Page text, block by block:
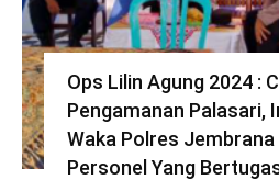
Ops Lilin Agung 2024 :
Pengamanan Palasari,
Waka Polres Jembrana
Personel Yang